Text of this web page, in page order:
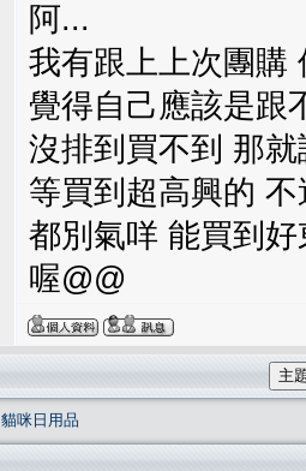
阿...
我有跟上上次團購
覺得自己應該是跟
沒排到買不到 那
等買到超高興的
都別氣咩 能買到
喔@@
主
貓咪日用品